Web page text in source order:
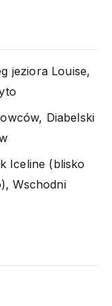
jeziora Louise,
Diabelski
Iceline (blisko
Wschodni